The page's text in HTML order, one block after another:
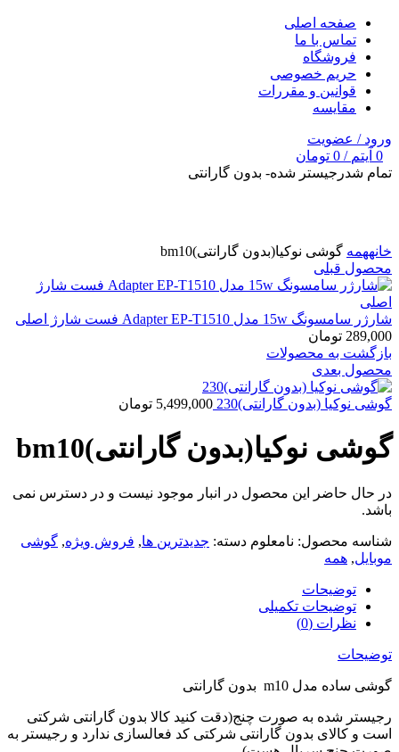
صفحه اصلی
تماس با ما
فروشگاه
حریم خصوصی
قوانین و مقررات
مقایسه
ورود / عضویت
0 آیتم /
0 تومان
تمام شدرجیستر شده- بدون گارانتی
خانههمه گوشی نوکیا(بدون گارانتی)bm10
محصول قبلی
شارژر سامسونگ 15w مدل Adapter EP-T1510 فست شارژ اصلی
289,000 تومان
بازگشت به محصولات
محصول بعدی
گوشی نوکیا (بدون گارانتی)230 5,499,000 تومان
گوشی نوکیا(بدون گارانتی)bm10
در حال حاضر این محصول در انبار موجود نیست و در دسترس نمی
باشد.
شناسه محصول: نامعلوم دسته: جدیدترین ها, فروش ویژه, گوشی
موبایل, همه
توضیحات
توضیحات تکمیلی
نظرات (0)
توضیحات
گوشی ساده مدل m10 بدون گارانتی
رجیستر شده به صورت چنج(دقت کنید کالا بدون گارانتی شرکتی
است و کالای بدون گارانتی شرکتی کد فعالسازی ندارد و رجیستر به